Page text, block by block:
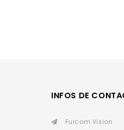
INFOS DE
Furcom Vision